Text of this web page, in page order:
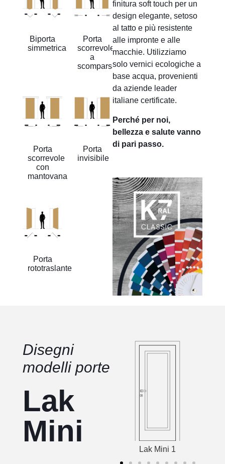
Biporta
simmetrica
Porta
scorrevole
a
scomparsa
Porta
scorrevole
con
mantovana
Porta
invisibile
Porta
rototraslante
finitura soft touch per un
design elegante, setoso
al tatto e più resistente
alle impronte e alle
macchie. Utilizziamo
solo vernici ecologiche a
base acqua, provenienti
da aziende leader
italiane certificate.
Perché per noi,
bellezza e salute vanno
di pari passo.
Disegni
modelli porte
Lak
Mini
Lak Mini 1